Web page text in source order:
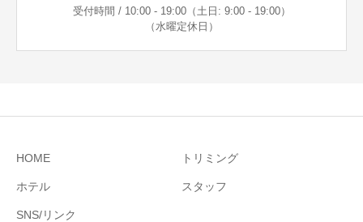
受付時間 / 10:00 - 19:00（土日: 9:00 - 19:00）
（水曜定休日）
HOME トリミング
ホテル スタッフ
SNS/リンク